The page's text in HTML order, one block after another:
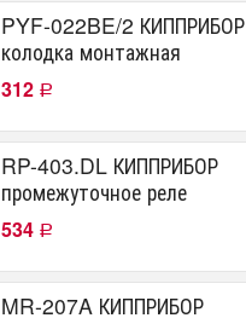
PYF-022BE/2 КИППРИБОР
колодка монтажная
312 Р
RP-403.DL КИППРИБОР
промежуточное реле
534 Р
MR-207A КИППРИБОР